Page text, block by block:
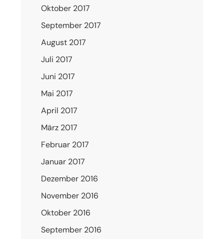
Oktober 2017
September 2017
August 2017
Juli 2017
Juni 2017
Mai 2017
April 2017
März 2017
Februar 2017
Januar 2017
Dezember 2016
November 2016
Oktober 2016
September 2016